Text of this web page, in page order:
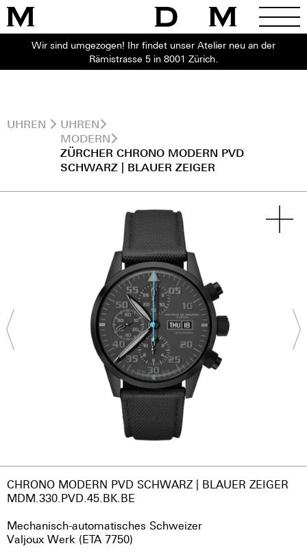
Wir sind umgezogen! Ihr findet unser Atelier neu an der
Rämistrasse 5 in 8001 Zürich.
UHREN
UHREN
MODERN
ZÜRCHER CHRONO MODERN PVD
SCHWARZ | BLAUER ZEIGER
CHRONO MODERN PVD SCHWARZ | BLAUER ZEIGER
MDM.330.PVD.45.BK.BE
Mechanisch-automatisches Schweizer
Valjoux Werk (ETA 7750)